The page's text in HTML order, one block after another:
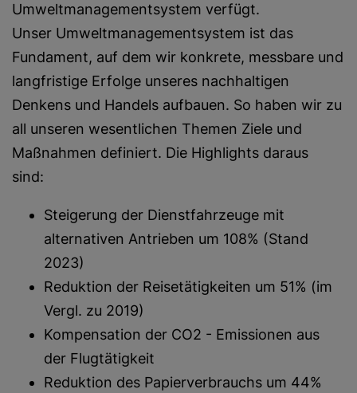
Umweltmanagementsystem verfügt.
Unser Umweltmanagementsystem ist das
Fundament, auf dem wir konkrete, messbare und
langfristige Erfolge unseres nachhaltigen
Denkens und Handels aufbauen. So haben wir zu
all unseren wesentlichen Themen Ziele und
Maßnahmen definiert. Die Highlights daraus
sind:
Steigerung der Dienstfahrzeuge mit
alternativen Antrieben um 108% (Stand
2023)
Reduktion der Reisetätigkeiten um 51% (im
Vergl. zu 2019)
Kompensation der CO2 - Emissionen aus
der Flugtätigkeit
Reduktion des Papierverbrauchs um 44%